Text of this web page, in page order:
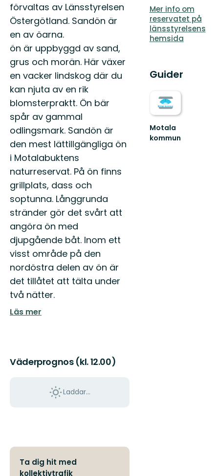
förvaltas av Länsstyrelsen
Östergötland. Sandön är
en av öarna.
ön är uppbyggd av sand,
grus och morän. Här växer
en vacker lindskog där du
kan njuta av en rik
blomsterpraktt. Ön bär
spår av gammal
odlingsmark. Sandön är
den mest lättillgängliga ön
i Motalabuktens
naturreservat. På ön finns
grillplats, dass och
soptunna. Långgrunda
stränder gör det svårt att
angöra ön med
djupgående båt. Inom ett
visst område på den
nordöstra delen av ön är
det tillåtet att tälta under
två nätter.
Läs mer
Väderprognos (kl. 12.00)
Laddar...
Ta dig hit med
kollektivtrafik
Mer info om
reservatet på
länsstyrelsens
hemsida
Guider
Motala
kommun